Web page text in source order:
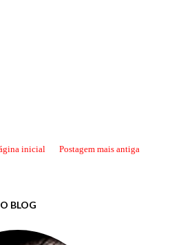
Postagem mais antiga
inicial
O BLOG